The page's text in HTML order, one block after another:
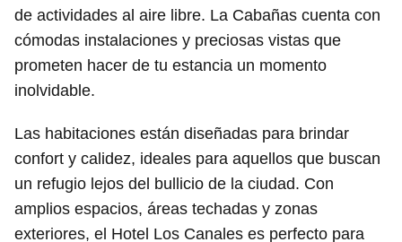
de actividades al aire libre. La Cabañas cuenta con
cómodas instalaciones y preciosas vistas que
prometen hacer de tu estancia un momento
inolvidable.
Las habitaciones están diseñadas para brindar
confort y calidez, ideales para aquellos que buscan
un refugio lejos del bullicio de la ciudad. Con
amplios espacios, áreas techadas y zonas
exteriores, el Hotel Los Canales es perfecto para